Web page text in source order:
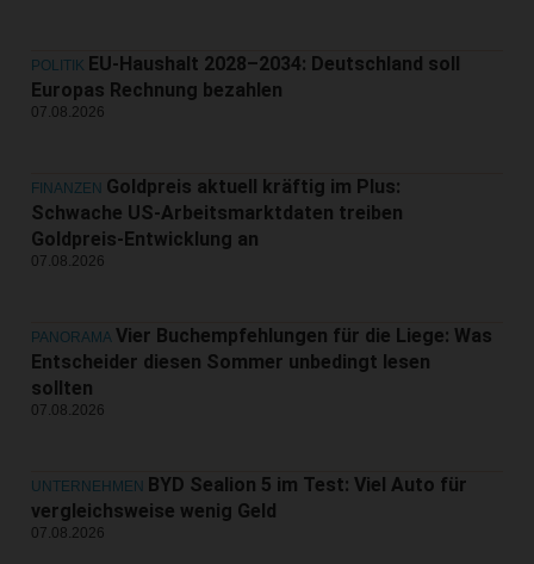
POLITIK EU-Haushalt 2028–2034: Deutschland soll
Europas Rechnung bezahlen
07.08.2026
FINANZEN Goldpreis aktuell kräftig im Plus:
Schwache US-Arbeitsmarktdaten treiben
Goldpreis-Entwicklung an
07.08.2026
PANORAMA Vier Buchempfehlungen für die Liege: Was
Entscheider diesen Sommer unbedingt lesen
sollten
07.08.2026
UNTERNEHMEN BYD Sealion 5 im Test: Viel Auto für
vergleichsweise wenig Geld
07.08.2026